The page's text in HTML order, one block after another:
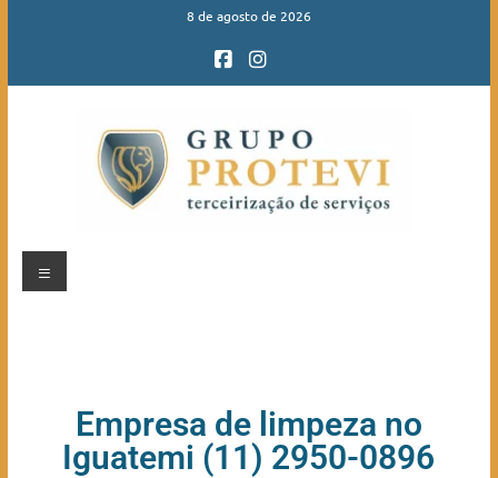
8 de agosto de 2026
Empresa de limpeza no
Iguatemi (11) 2950-0896